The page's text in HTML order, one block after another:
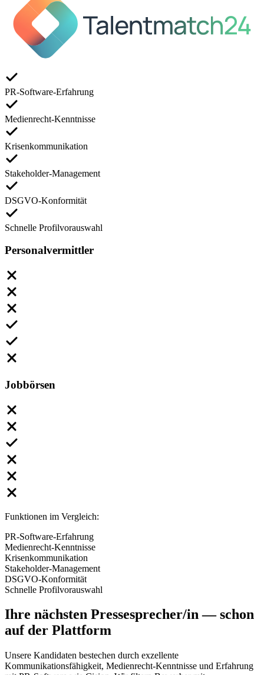
PR-Software-Erfahrung
Medienrecht-Kenntnisse
Krisenkommunikation
Stakeholder-Management
DSGVO-Konformität
Schnelle Profilvorauswahl
Personalvermittler
Jobbörsen
Funktionen im Vergleich:
PR-Software-Erfahrung
Medienrecht-Kenntnisse
Krisenkommunikation
Stakeholder-Management
DSGVO-Konformität
Schnelle Profilvorauswahl
Ihre nächsten Pressesprecher/in— schon
auf der Plattform
Unsere Kandidaten bestechen durch exzellente
Kommunikationsfähigkeit, Medienrecht-Kenntnisse und Erfahrung